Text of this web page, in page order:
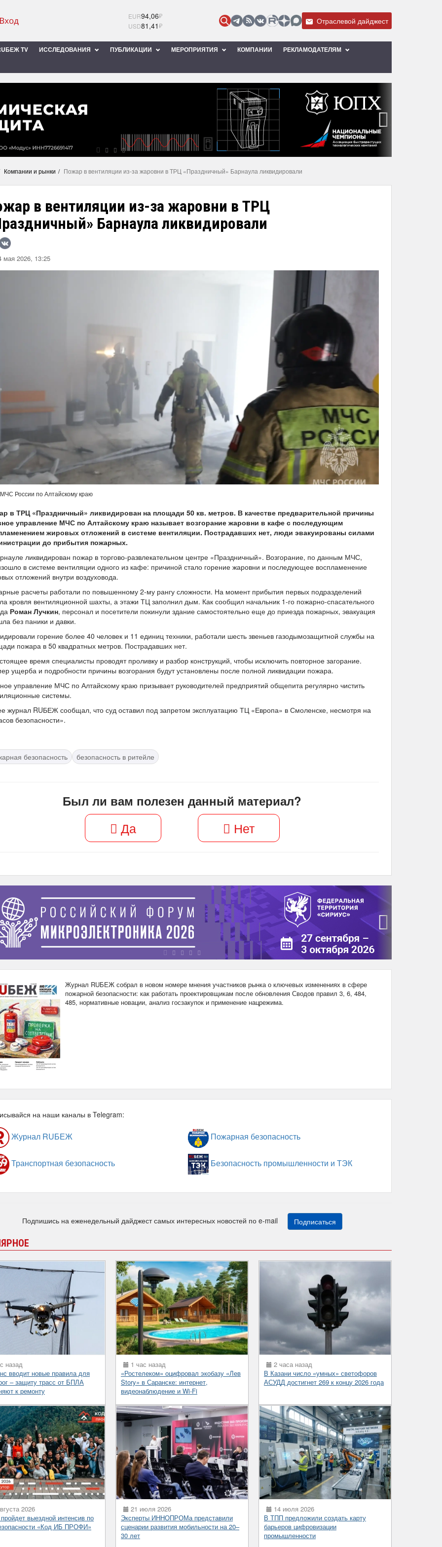
EUR94,06₽
USD81,41₽ Отраслевой дайджест
TV ИССЛЕДОВАНИЯ ПУБЛИКАЦИИ МЕРОПРИЯТИЯ КОМПАНИИ РЕКЛАМОДАТЕЛЯМ
Компании и рынки Пожар в вентиляции из-за жаровни в ТРЦ «Праздничный» Барнаула ликвидировали
в вентиляции из-за жаровни в ТРЦ
Барнаула ликвидировали
мая 2026, 13:25
России по Алтайскому краю
в ТРЦ «Праздничный» ликвидирован на площади 50 кв. метров. В качестве предварительной причины
управление МЧС по Алтайскому краю называет возгорание жаровни в кафе с последующим
жировых отложений в системе вентиляции. Пострадавших нет, люди эвакуированы силами
до прибытия пожарных.
ликвидирован пожар в торгово-развлекательном центре «Праздничный». Возгорание, по данным МЧС,
в системе вентиляции одного из кафе: причиной стало горение жаровни и последующее воспламенение
отложений внутри воздуховода.
расчеты работали по повышенному 2-му рангу сложности. На момент прибытия первых подразделений
кровля вентиляционной шахты, а этажи ТЦ заполнил дым. Как сообщил начальник 1-го пожарно-спасательного
Роман Лучкин, персонал и посетители покинули здание самостоятельно еще до приезда пожарных, эвакуация
без паники и давки.
горение более 40 человек и 11 единиц техники, работали шесть звеньев газодымозащитной службы на
пожара в 50 квадратных метров. Пострадавших нет.
время специалисты проводят проливку и разбор конструкций, чтобы исключить повторное загорание.
ущерба и подробности причины возгорания будут установлены после полной ликвидации пожара.
управление МЧС по Алтайскому краю призывает руководителей предприятий общепита регулярно чистить
системы.
журнал RUБЕЖ сообщал, что суд оставил под запретом эксплуатацию ТЦ «Европа» в Смоленске, несмотря на
безопасности».
безопасность безопасность в ритейле
Был ли вам полезен данный материал?
Да Нет
›
Журнал RUБЕЖ собрал в новом номере мнения участников рынка о ключевых изменениях в сфере
пожарной безопасности: как работать проектировщикам после обновления Сводов правил 3, 6, 484,
485, нормативные новации, анализ госзакупок и применение нацрежима.
на наши каналы в Telegram:
Журнал RUБЕЖ Пожарная безопасность
Транспортная безопасность Безопасность промышленности и ТЭК
Подпишись на еженедельный дайджест самых интересных новостей по e-mail Подписаться
назад
вводит новые правила для
– защиту трасс от БПЛА
к ремонту
1 час назад
«Ростелеком» оцифровал экобазу «Лев
Story» в Саранске: интернет,
видеонаблюдение и Wi‑Fi
2 часа назад
В Казани число «умных» светофоров
АСУДД достигнет 269 к концу 2026 года
2026
выездной интенсив по
«Код ИБ ПРОФИ»
21 июля 2026
Эксперты ИННОПРОМа представили
сценарии развития мобильности на 20–
30 лет
14 июля 2026
В ТПП предложили создать карту
барьеров цифровизации
промышленности